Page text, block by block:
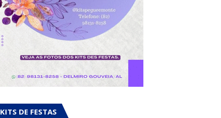
KITS DE FESTAS